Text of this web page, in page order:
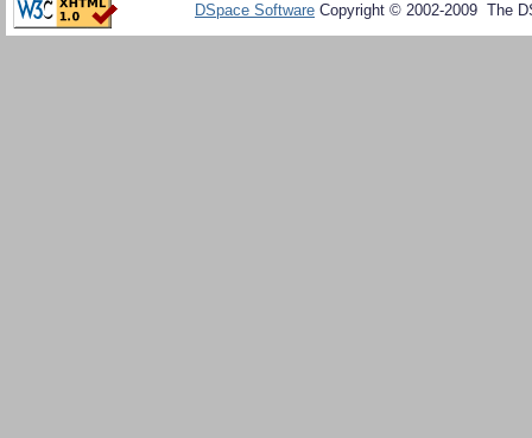
DSpace Software Copyright © 2002-2009 The